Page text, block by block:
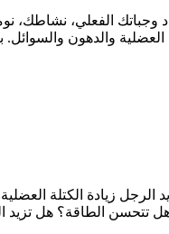
وجباتك الفعلي، نشاطك،
والدهون والسوائل.
زيادة الكتلة العضلية،
تتحسن الطاقة؟ هل تزيد